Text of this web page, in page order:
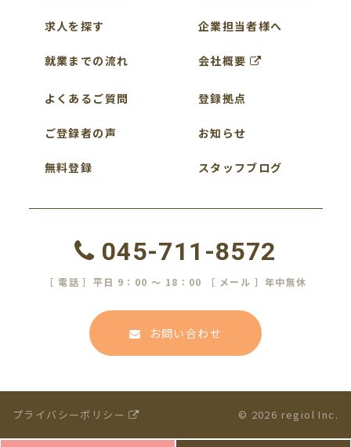
求人を探す
就業までの流れ
よくあるご質問
ご登録者の声
無料登録
企業担当者様へ
会社概要
登録拠点
お知らせ
スタッフブログ
045-711-8572
［ 電話 ］平日 9：00 ～ 18：00 ［ メール ］年中無休
お問い合わせ
プライバシーポリシー © 2026 regiol Inc.